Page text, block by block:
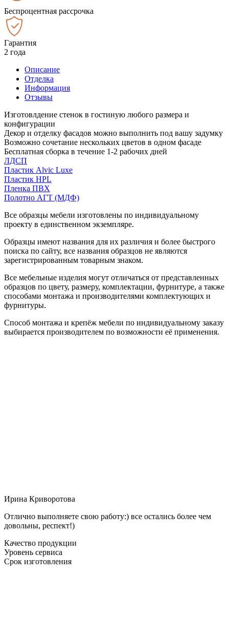
Беспроцентная рассрочка
Гарантия
2 года
Описание
Отделка
Информация
Отзывы
Изготовлдение стенок в гостиную любого размера и
конфигурации
Декор и отделку фасадов можно выполнить под вашу задумку
Возможно сочетание нескольких цветов в одном фасаде
Бесплатная сборка в течение 1-2 рабочих дней
ЛДСП
Пластик Alvic Luxe
Пластик HPL
Пленка ПВХ
Полотно АГТ (МДФ)
Все образцы мебели изготовлены по индивидуальному
проекту в единственном экземпляре.
Образцы имеют названия для их различия и более быстрого
поиска по сайту, все названия образцов не являются
зарегистрированным товарным знаком.
Все мебельные изделия могут отличаться от представленных
образцов по цвету, размеру, комплектации, фурнитуре, а также
способами монтажа и производителями комплектующих и
фурнитуры.
Способ монтажа и крепёж мебели по индивидуальному заказу
выбирается производителем по возможности её применения.
Ирина Криворотова
Отлично выполняете свою работу:) все остались более чем
довольны, респект!)
Качество продукции
Уровень сервиса
Срок изготовления